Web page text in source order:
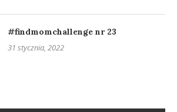
#findmomchallenge nr 23
31 stycznia, 2022